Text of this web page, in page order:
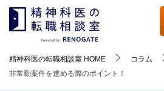
精神科医の転職相談室 HOME
コラム
非常勤案件を進める際のポイント！